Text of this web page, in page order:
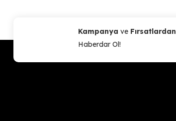
Kampanya ve Fırsatlardan
Haberdar Ol!